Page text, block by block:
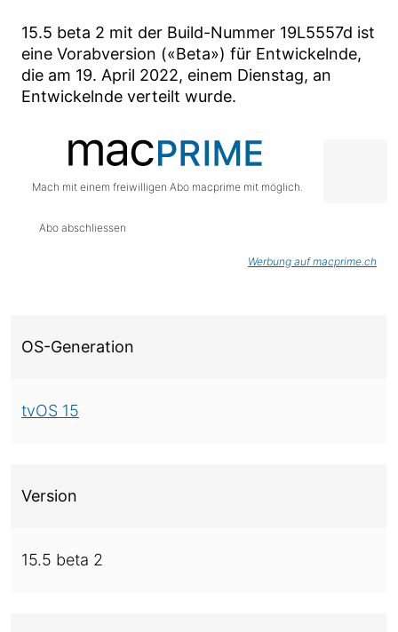
15.5 beta 2 mit der Build-Nummer 19L5557d ist
eine Vorabversion («Beta») für Entwickelnde,
die am 19. April 2022, einem Dienstag, an
Entwickelnde verteilt wurde.
Mach mit einem freiwilligen Abo macprime mit möglich.
Abo abschliessen
Werbung auf macprime.ch
OS-Generation
tvOS 15
Version
15.5 beta 2